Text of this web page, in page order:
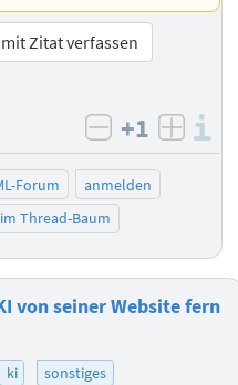
Zitat verfassen
negativ
+1
Forum
anmelden
Thread-Baum
von seiner Website fern
ki sonstiges